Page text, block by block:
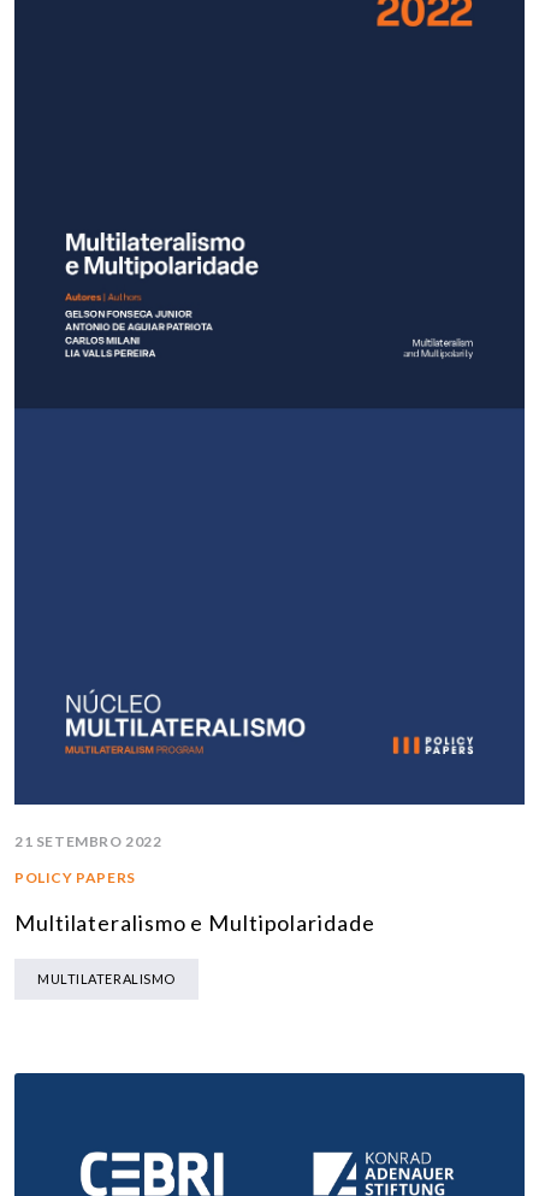
21 SETEMBRO 2022
POLICY PAPERS
Multilateralismo e Multipolaridade
MULTILATERALISMO